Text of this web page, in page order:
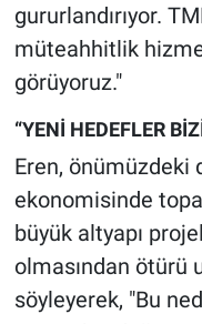
gururlandırıyor.
müteahhitlik
görüyoruz."
“YENİ HEDEFLER
Eren, önümüzdeki
ekonomisinde
büyük altyapı
olmasından ötürü
söyleyerek, "Bu